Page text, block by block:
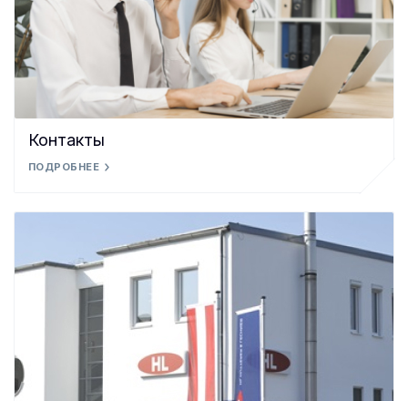
Контакты
ПОДРОБНЕЕ